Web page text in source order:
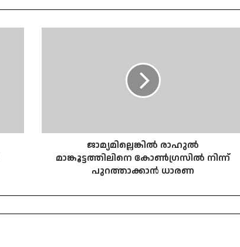
ജാമ്യമില്ലെങ്കിൽ രാഹുൽ
മാങ്കൂട്ടത്തിലിനെ കോൺഗ്രസിൽ നിന്ന്
പുറത്താക്കാൻ ധാരണ